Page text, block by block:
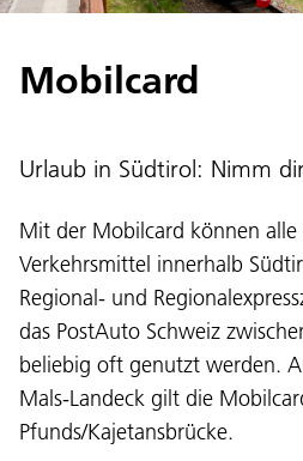
U19 Pass
Projekte
Service und Kontakt
Mobilcard
Urlaub in Südtirol: Nimm
Mit der Mobilcard können
Verkehrsmittel innerhalb
Regional- und
das PostAuto Schweiz
beliebig oft genutzt werden.
Mals-Landeck gilt die
Pfunds/Kajetansbrücke.